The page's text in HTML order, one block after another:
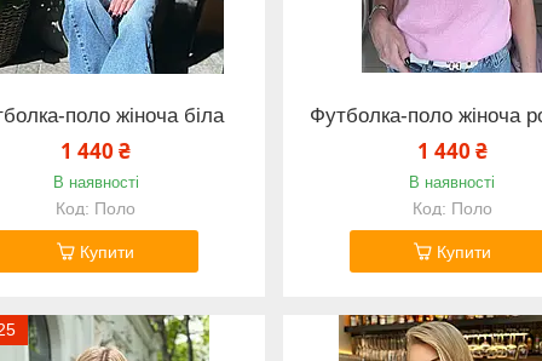
поло жіноча біла
1 440 ₴
В наявності
Поло
Купити
Футболка-поло жіноча
1 440 ₴
В наявності
Поло
Купити